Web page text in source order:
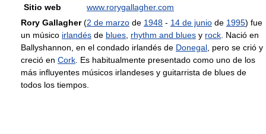
Sitio web
www.rorygallagher.com
Rory Gallagher(2 de marzo de 1948 - 14 de junio de 1995) fue
un músico irlandés de blues rhythm and blues y rock . Nació en
Ballyshannon, en el condado irlandés de Donegal , pero se crió y
creció en Cork . Es habitualmente presentado como uno de los
más influyentes músicos irlandeses y guitarrista de blues de
todos los tiempos.